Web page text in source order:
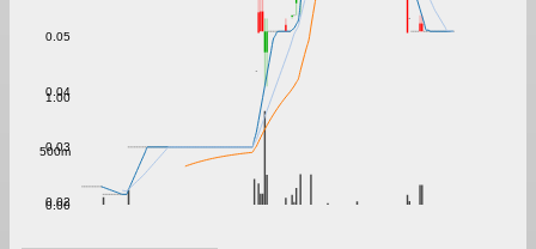
0.02
0.03
0.04
0.05
0.00
500m
1.00